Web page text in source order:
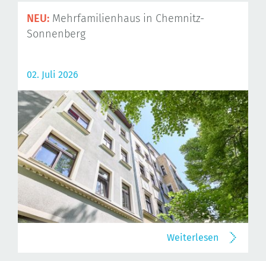
NEU: Mehrfamilienhaus in Chemnitz-
Sonnenberg
02. Juli 2026
Weiterlesen